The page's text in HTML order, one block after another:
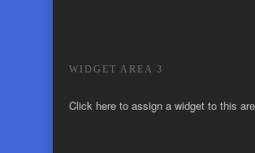
WIDGET AREA 3
Click here to assign a widget to this